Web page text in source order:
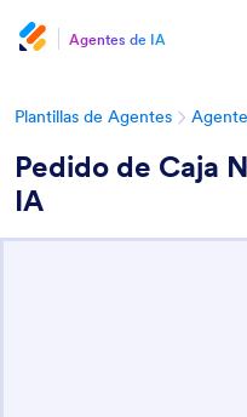
Agentes de IA
Plantillas de Agentes
Pedido de Caja
IA